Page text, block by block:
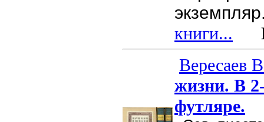
книги...
Вересаев
жизни. В
футляре.